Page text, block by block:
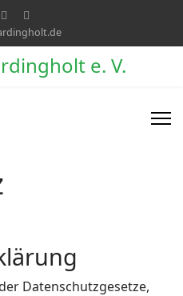
Datenschutzgesetze,